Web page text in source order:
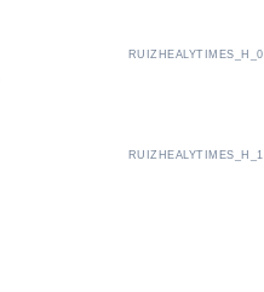
RUIZHEALYTIMES_H_0
RUIZHEALYTIMES_H_1